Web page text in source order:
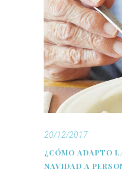
20/12/2017
¿CÓMO ADAPTO
NAVIDAD A